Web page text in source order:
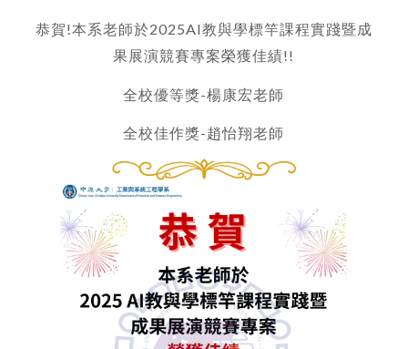
恭賀!本系老師於2025AI教與學標竿課程實踐暨成
果展演競賽專案榮獲佳績!!
全校優等獎-楊康宏老師
全校佳作獎-趙怡翔老師